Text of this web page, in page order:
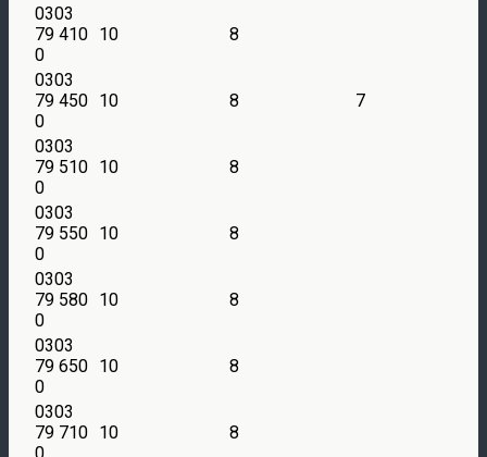
0303
79 410
0
10 8
0303
79 450
0
10 8 7
0303
79 510
0
10 8
0303
79 550
0
10 8
0303
79 580
0
10 8
0303
79 650
0
10 8
0303
79 710 10 8